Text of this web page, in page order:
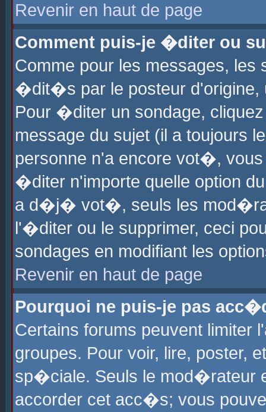
Revenir en haut de page
Comment puis-je �diter ou
Comme pour les messages,
�dit�s par le posteur d'origine,
Pour �diter un sondage,
message du sujet (il a toujours
personne n'a encore vot�,
�diter n'importe quelle option
a d�j� vot�, seuls les
l'�diter ou le supprimer, ceci
sondages en modifiant les
Revenir en haut de page
Pourquoi ne puis-je pas
Certains forums peuvent
groupes. Pour voir, lire, poster,
sp�ciale. Seuls le mod�rateur
accorder cet acc�s; vous